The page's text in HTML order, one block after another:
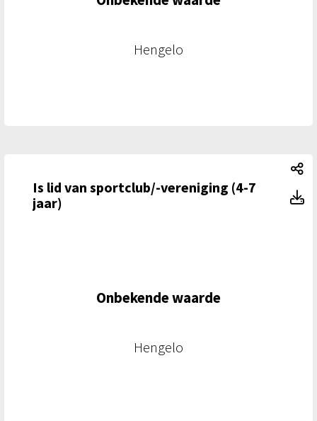
Hengelo
Is lid van sportclub/-vereniging (4-7
jaar)
Hengelo
Onbekende waarde
Is